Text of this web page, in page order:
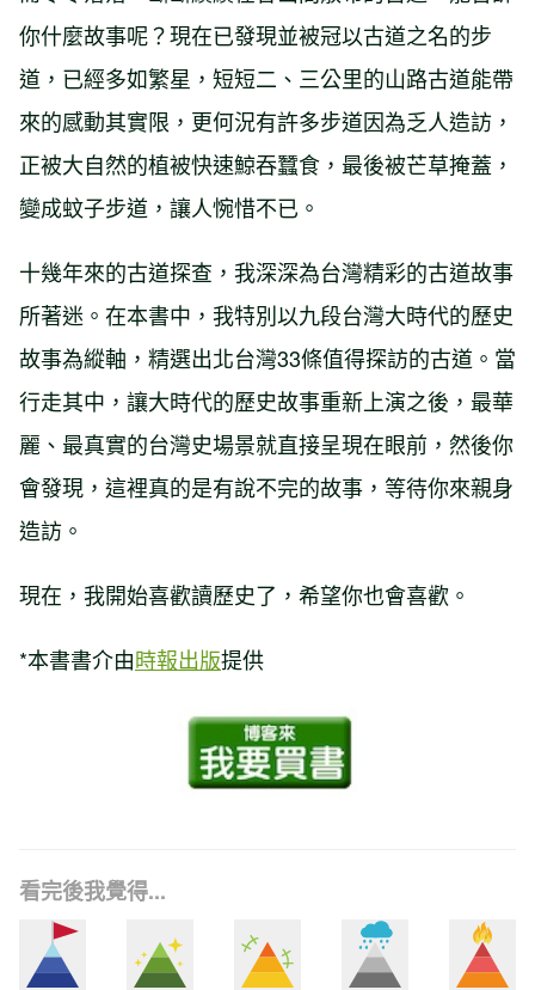
你什麼故事呢？現在已發現並被冠以古道之名的步
道，已經多如繁星，短短二、三公里的山路古道能帶
來的感動其實限，更何況有許多步道因為乏人造訪，
正被大自然的植被快速鯨吞蠶食，最後被芒草掩蓋，
變成蚊子步道，讓人惋惜不已。
十幾年來的古道探查，我深深為台灣精彩的古道故事
所著迷。在本書中，我特別以九段台灣大時代的歷史
故事為縱軸，精選出北台灣33條值得探訪的古道。當
行走其中，讓大時代的歷史故事重新上演之後，最華
麗、最真實的台灣史場景就直接呈現在眼前，然後你
會發現，這裡真的是有說不完的故事，等待你來親身
造訪。
現在，我開始喜歡讀歷史了，希望你也會喜歡。
*本書書介由時報出版提供
看完後我覺得...